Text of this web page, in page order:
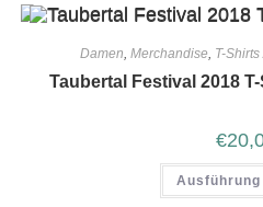
Damen Merchandise T-Shirts
Taubertal Festival 2018
€
Ausführung